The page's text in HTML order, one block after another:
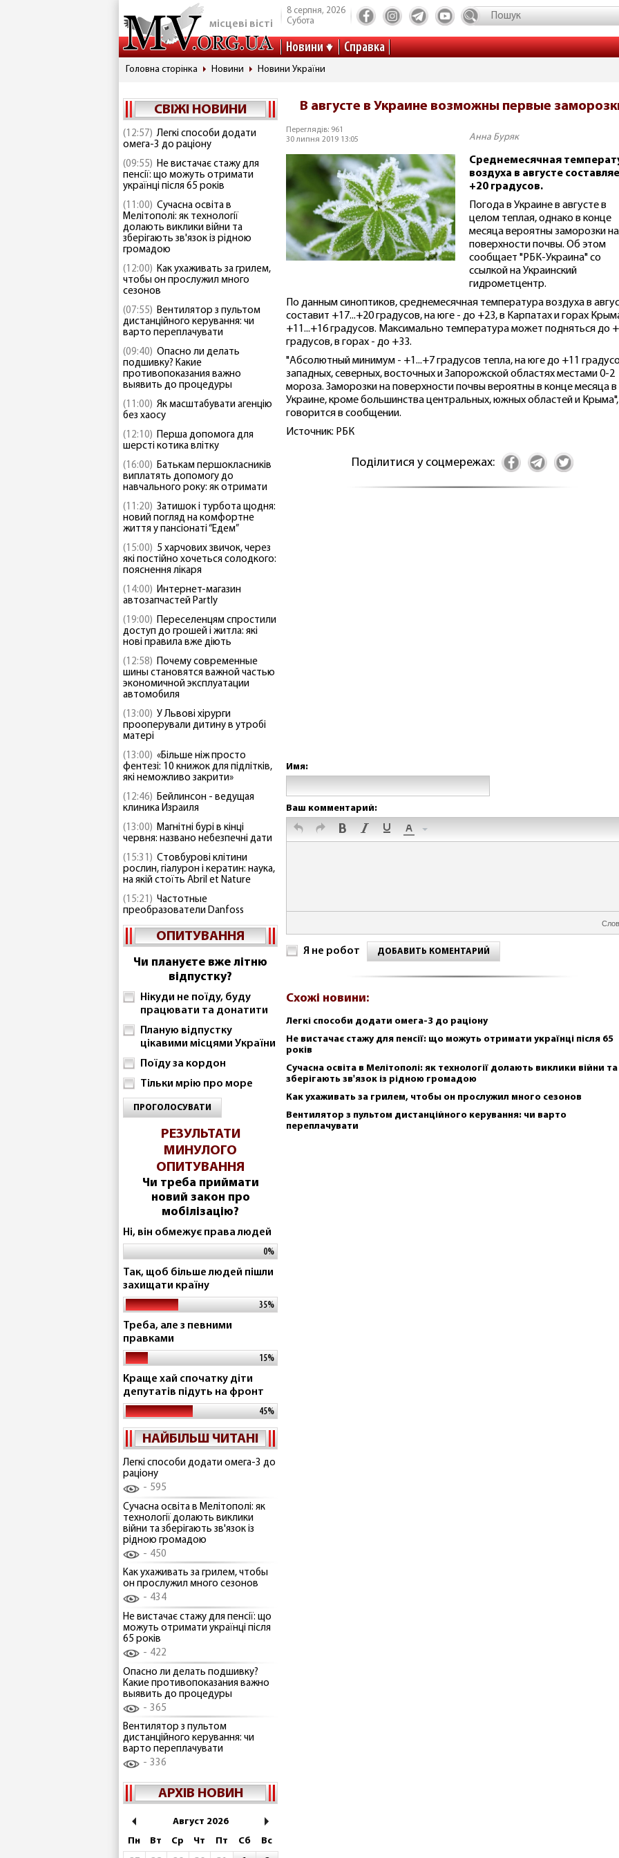
місцеві вісті
8 серпня, 2026
Субота
Новини Справка
Головна сторінка Новини Новини України
СВІЖІ НОВИНИ
(12:57) Легкі способи додати
омега-3 до раціону
(09:55) Не вистачає стажу для
пенсії: що можуть отримати
українці після 65 років
(11:00) Сучасна освіта в
Мелітополі: як технології
долають виклики війни та
зберігають зв'язок із рідною
громадою
(12:00) Как ухаживать за грилем,
чтобы он прослужил много
сезонов
(07:55) Вентилятор з пультом
дистанційного керування: чи
варто переплачувати
(09:40) Опасно ли делать
подшивку? Какие
противопоказания важно
выявить до процедуры
(11:00) Як масштабувати агенцію
без хаосу
(12:10) Перша допомога для
шерсті котика влітку
(16:00) Батькам першокласників
виплатять допомогу до
навчального року: як отримати
(11:20) Затишок і турбота щодня:
новий погляд на комфортне
життя у пансіонаті “Едем”
(15:00) 5 харчових звичок, через
які постійно хочеться солодкого:
пояснення лікаря
(14:00) Интернет-магазин
автозапчастей Partly
(19:00) Переселенцям спростили
доступ до грошей і житла: які
нові правила вже діють
(12:58) Почему современные
шины становятся важной частью
экономичной эксплуатации
автомобиля
(13:00) У Львові хірурги
прооперували дитину в утробі
матері
(13:00) «Більше ніж просто
фентезі: 10 книжок для підлітків,
які неможливо закрити»
(12:46) Бейлинсон - ведущая
клиника Израиля
(13:00) Магнітні бурі в кінці
червня: названо небезпечні дати
(15:31) Стовбурові клітини
рослин, гіалурон і кератин: наука,
на якій стоїть Abril et Nature
(15:21) Частотные
преобразователи Danfoss
ОПИТУВАННЯ
Чи плануєте вже літню
відпустку?
Нікуди не поїду, буду
працювати та донатити
Планую відпустку
цікавими місцями України
Поїду за кордон
Тільки мрію про море
ПРОГОЛОСУВАТИ
РЕЗУЛЬТАТИ
МИНУЛОГО
ОПИТУВАННЯ
Чи треба приймати
новий закон про
мобілізацію?
Ні, він обмежує права людей
0%
Так, щоб більше людей пішли
захищати країну
35%
Треба, але з певними
правками
15%
Краще хай спочатку діти
депутатів підуть на фронт
45%
НАЙБІЛЬШ ЧИТАНІ
Легкі способи додати омега-3 до
раціону
595
Сучасна освіта в Мелітополі: як
технології долають виклики
війни та зберігають зв'язок із
рідною громадою
450
Как ухаживать за грилем, чтобы
он прослужил много сезонов
434
Не вистачає стажу для пенсії: що
можуть отримати українці після
65 років
422
Опасно ли делать подшивку?
Какие противопоказания важно
выявить до процедуры
365
Вентилятор з пультом
дистанційного керування: чи
варто переплачувати
336
АРХІВ НОВИН
Август 2026
Пн
Вт Ср Чт Пт Сб
Вс
В августе в Украине возможны первые
Переглядів: 961
30 липня 2019 13:05
Анна Буряк
Среднемесячная
воздуха в августе
+20 градусов.
Погода в Украине в августе в
целом теплая, однако в конце
месяца вероятны заморозки на
поверхности почвы. Об этом
сообщает "РБК-Украина" со
ссылкой на Украинский
гидрометцентр.
По данным синоптиков, среднемесячная температура воздуха в
составит +17...+20 градусов, на юге - до +23, в Карпатах и горах
+11...+16 градусов. Максимально температура может подняться до
градусов, в горах - до +33.
"Абсолютный минимум - +1...+7 градусов тепла, на юге до +11
западных, северных, восточных и Запорожской областях местами 0-2
мороза. Заморозки на поверхности почвы вероятны в конце месяца в
Украине, кроме большинства центральных, южных областей и
говорится в сообщении.
Источник: РБК
Поділитися у соцмережах:
Имя:
Ваш комментарий:
Я не робот ДОБАВИТЬ КОМЕНТАРИЙ
Схожі новини:
Легкі способи додати омега-3 до раціону
Не вистачає стажу для пенсії: що можуть отримати українці після 65
років
Сучасна освіта в Мелітополі: як технології долають виклики війни та
зберігають зв'язок із рідною громадою
Как ухаживать за грилем, чтобы он прослужил много сезонов
Вентилятор з пультом дистанційного керування: чи варто
переплачувати